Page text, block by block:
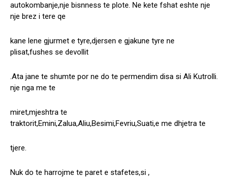
autokombanje,nje bisnness te plote. Ne kete fshat eshte nje
nje brez i tere qe
kane lene gjurmet e tyre,djersen e gjakune tyre ne
plisat,fushes se devollit
.Ata jane te shumte por ne do te permendim disa si Ali Kutrolli.
nje nga me te
miret,mjeshtra te
traktorit,Emini,Zalua,Aliu,Besimi,Fevriu,Suati,e me dhjetra te
tjere.
Nuk do te harrojme te paret e stafetes,si ,